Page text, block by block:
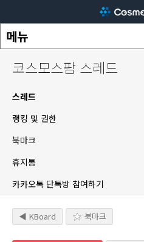
코스모스팜 스레드
스레드
랭킹 및 권한
북마크
휴지통
카카오톡 단톡방 참여하기
◀ KBoard 북마크